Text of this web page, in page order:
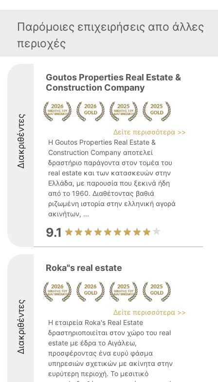
Παρόμοιες επιχειρήσεις απο άλλες
περιοχές
Διακριθέντες
Goutos Properties Real Estate &
Construction Company
Δείτε περισσότερα >>
Η Goutos Properties Real Estate &
Construction Company αποτελεί
δραστήριο παράγοντα στον τομέα του
real estate και των κατασκευών στην
Ελλάδα, με παρουσία που ξεκινά ήδη
από το 1960. Διαθέτοντας βαθιά
ριζωμένη ιστορία στην ελληνική αγορά
ακινήτων, ...
9.1
Διακριθέντες
Roka"s real estate
Δείτε περισσότερα >>
Η εταιρεία Roka's Real Estate
δραστηριοποιείται στον χώρο του real
estate με έδρα το Αιγάλεω,
προσφέροντας ένα ευρύ φάσμα
υπηρεσιών σχετικών με ακίνητα στην
ευρύτερη περιοχή. Το μεσιτικό